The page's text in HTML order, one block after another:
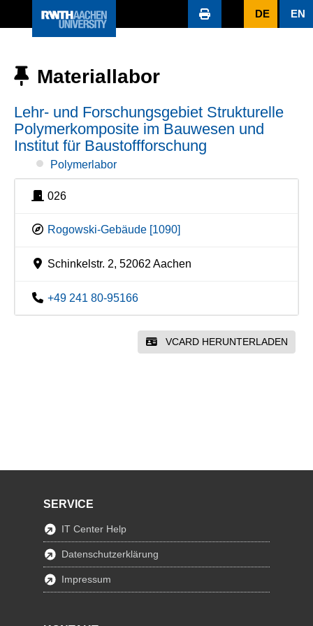
DE EN
Materiallabor
Lehr- und Forschungsgebiet Strukturelle
Polymerkomposite im Bauwesen und
Institut für Baustoffforschung
Polymerlabor
026
Rogowski-Gebäude [1090]
Schinkelstr. 2, 52062 Aachen
+49 241 80-95166
VCARD HERUNTERLADEN
SERVICE
IT Center Help
Datenschutzerklärung
Impressum